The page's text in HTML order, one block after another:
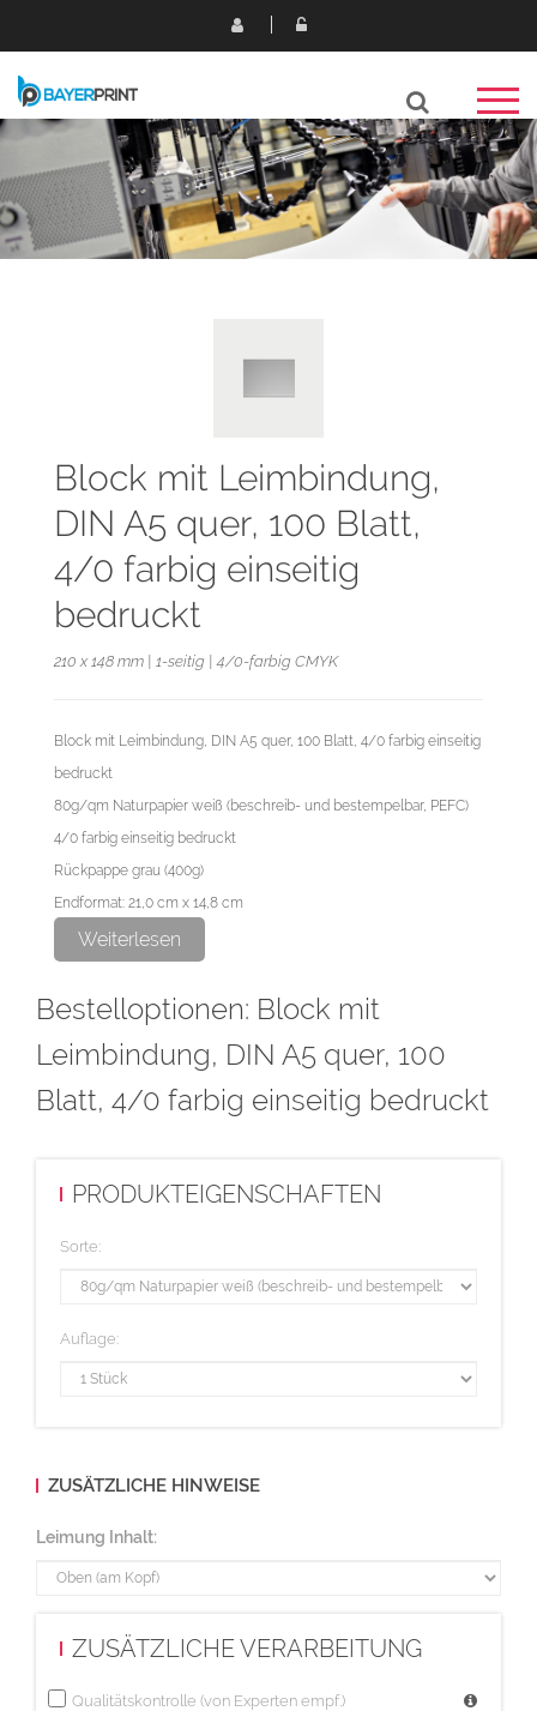
Block mit Leimbindung,
DIN A5 quer, 100 Blatt,
4/0 farbig einseitig
bedruckt
210 x 148 mm | 1-seitig | 4/0-farbig CMYK
Block mit Leimbindung, DIN A5 quer, 100 Blatt, 4/0 farbig einseitig
bedruckt
80g/qm Naturpapier weiß (beschreib- und bestempelbar, PEFC)
4/0 farbig einseitig bedruckt
Rückpappe grau (400g)
Endformat: 21,0 cm x 14,8 cm
Datenformat: 21,6 cm x 15,4 cm
Die optional auswählbare Lochung wird wie folgt ausgeführt:
Durchmesser der Lochung: 6 mm
Abstand Lochmitte zur Lochmitte: 80 mm
Weiterlesen
Bestelloptionen: Block mit
Leimbindung, DIN A5 quer, 100
Blatt, 4/0 farbig einseitig bedruckt
PRODUKTEIGENSCHAFTEN
Sorte:
Auflage:
ZUSÄTZLICHE HINWEISE
Leimung Inhalt:
ZUSÄTZLICHE VERARBEITUNG
Qualitätskontrolle (von Experten empf.)